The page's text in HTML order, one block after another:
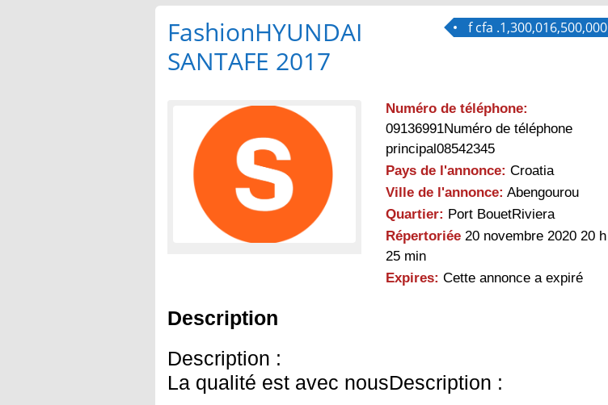
f cfa .1,300,016,500,000
FashionHYUNDAI
SANTAFE 2017
Numéro de téléphone:
09136991Numéro de téléphone
principal08542345
Pays de l'annonce: Croatia
Ville de l'annonce: Abengourou
Quartier: Port BouetRiviera
Répertoriée 20 novembre 2020 20 h
25 min
Expires: Cette annonce a expiré
Description
Description :
La qualité est avec nousDescription :